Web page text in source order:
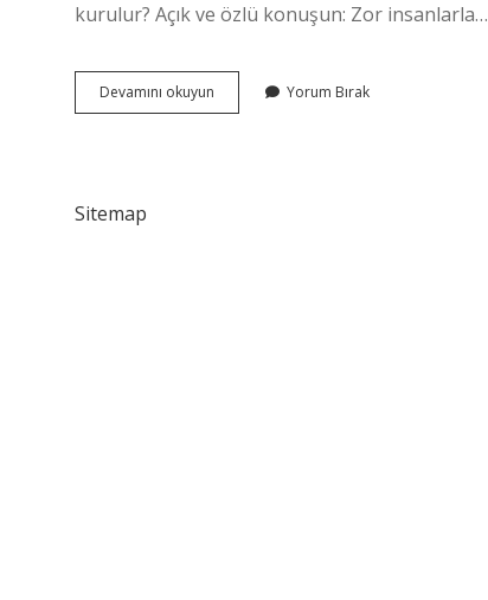
kurulur? Açık ve özlü konuşun: Zor insanlarla…
Devamını okuyun
Biri
Yorum Bırak
Sitemap